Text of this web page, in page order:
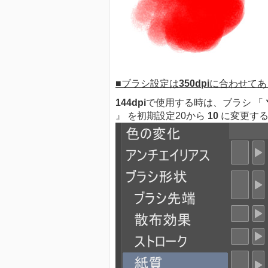
■ブラシ設定は350dpiに合わせて
144dpiで使用する時は、ブラシ 「
』 を初期設定20から 10 に変更す